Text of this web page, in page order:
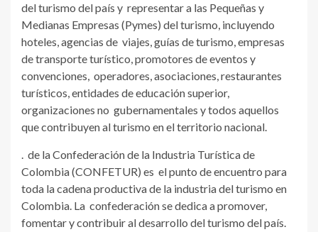
del turismo del país y representar a las Pequeñas y
Medianas Empresas (Pymes) del turismo, incluyendo
hoteles, agencias de viajes, guías de turismo, empresas
de transporte turístico, promotores de eventos y
convenciones, operadores, asociaciones, restaurantes
turísticos, entidades de educación superior,
organizaciones no gubernamentales y todos aquellos
que contribuyen al turismo en el territorio nacional.
. de la Confederación de la Industria Turística de
Colombia (CONFETUR) es el punto de encuentro para
toda la cadena productiva de la industria del turismo en
Colombia. La confederación se dedica a promover,
fomentar y contribuir al desarrollo del turismo del país.